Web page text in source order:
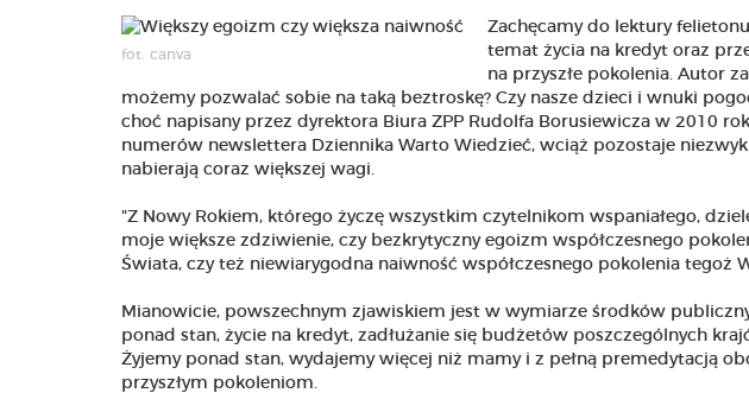
fot. canva
Zachęcamy do lektury
temat życia na kredyt oraz
na przyszłe pokolenia. Autor
możemy pozwalać sobie na taką beztroskę? Czy nasze dzieci i wnuki
choć napisany przez dyrektora Biura ZPP Rudolfa Borusiewicza w 2010
numerów newslettera Dziennika Warto Wiedzieć, wciąż pozostaje
nabierają coraz większej wagi.
"Z Nowy Rokiem, którego życzę wszystkim czytelnikom wspaniałego,
moje większe zdziwienie, czy bezkrytyczny egoizm współczesnego
Świata, czy też niewiarygodna naiwność współczesnego pokolenia tegoż
Mianowicie, powszechnym zjawiskiem jest w wymiarze środków
ponad stan, życie na kredyt, zadłużanie się budżetów poszczególnych
Żyjemy ponad stan, wydajemy więcej niż mamy i z pełną premedytacją
przyszłym pokoleniom.